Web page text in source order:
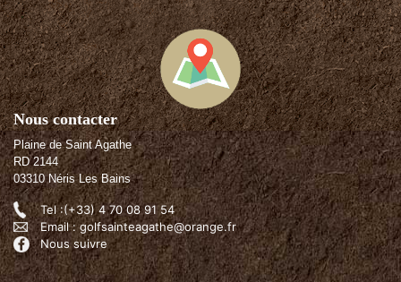
Nous contacter
Plaine de Saint Agathe
RD 2144
03310 Néris Les Bains
Tel :(+33) 4 70 08 91 54
Email : golfsainteagathe@orange.fr
Nous suivre